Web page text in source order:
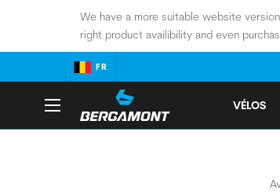
We have a more suitable website
right product availibility and even
FR
VÉLOS